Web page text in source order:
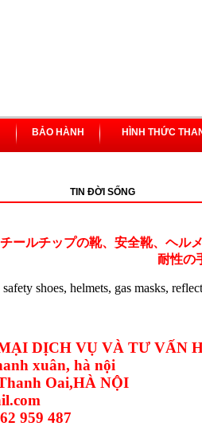
BẢO HÀNH HÌNH THỨC
TIN ĐỜI SỐNG
ールチップの靴、安全靴、ヘ
耐性の
shoes, helmets, gas masks,
DỊCH VỤ VÀ TƯ VẤN
xuân, hà nội
Oai,HÀ NỘI
959 487